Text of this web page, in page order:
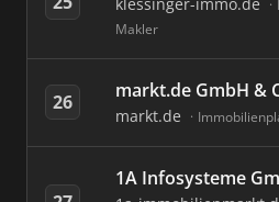
Makler
26 markt.de GmbH &
markt.de
1A Infosysteme